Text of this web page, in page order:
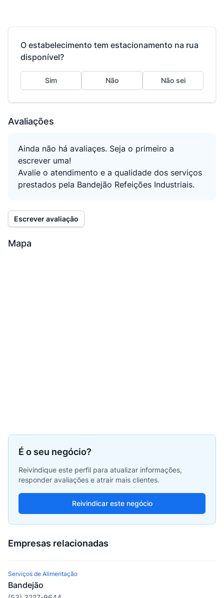
O estabelecimento tem estacionamento na rua
disponível?
Sim Não Não sei
Avaliações
Ainda não há avaliaçes. Seja o primeiro a
escrever uma!
Avalie o atendimento e a qualidade dos serviços
prestados pela Bandejão Refeições Industriais.
Escrever avaliação
Mapa
É o seu negócio?
Reivindique este perfil para atualizar informações,
responder avaliações e atrair mais clientes.
Reivindicar este negócio
Empresas relacionadas
Serviços de Alimentação
Bandejão